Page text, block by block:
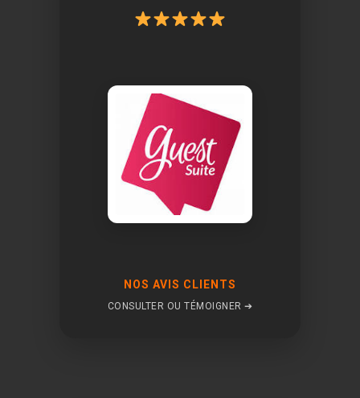
NOS AVIS CLIENTS
CONSULTER OU TÉMOIGNER ➔